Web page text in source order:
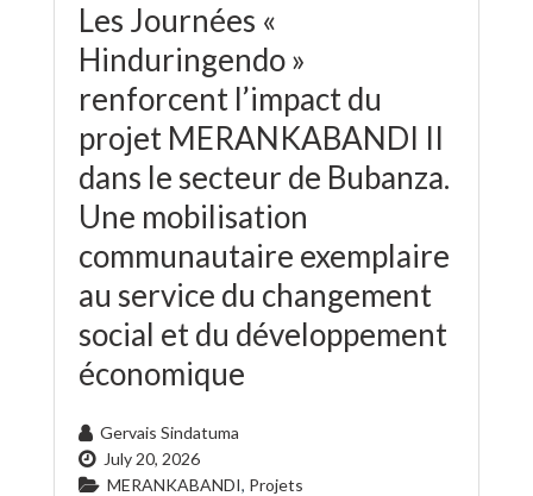
Les Journées «
Hinduringendo »
renforcent l’impact du
projet MERANKABANDI II
dans le secteur de Bubanza.
Une mobilisation
communautaire exemplaire
au service du changement
social et du développement
économique
Gervais Sindatuma
July 20, 2026
MERANKABANDI, Projets